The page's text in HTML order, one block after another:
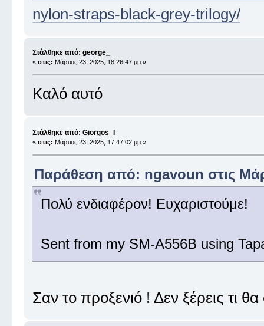
nylon-straps-black-grey-trilogy/
Στάλθηκε από: george_
« στις: Μάρτιος 23, 2025, 18:26:47 μμ »
Καλό αυτό
Στάλθηκε από: Giorgos_I
« στις: Μάρτιος 23, 2025, 17:47:02 μμ »
Παράθεση από: ngavoun στις
Πολύ ενδιαφέρον! Ευχαριστούμε!
Sent from my SM-A556B using
Σαν το προξενιό ! Δεν ξέρεις τι